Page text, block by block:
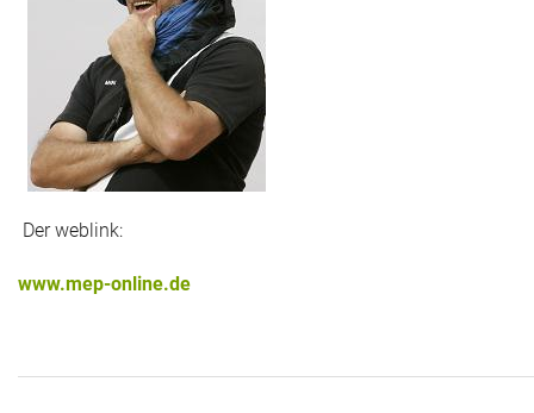
Das war 2015
Das war 2014
Das war 2013
Das war 2012
Der weblink:
www.mep-online.de